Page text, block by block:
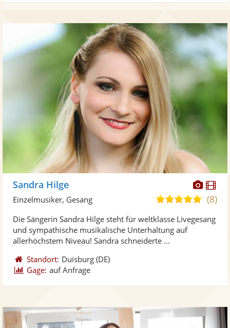
Fotos
Sandra Hilge
5,0
5
(8)
Einzelmusiker, Gesang
Die Sängerin Sandra Hilge steht für weltklasse Livegesang
und sympathische musikalische Unterhaltung auf
allerhöchstem Niveau! Sandra schneiderte ...
Standort: Duisburg (DE)
Gage: auf Anfrage